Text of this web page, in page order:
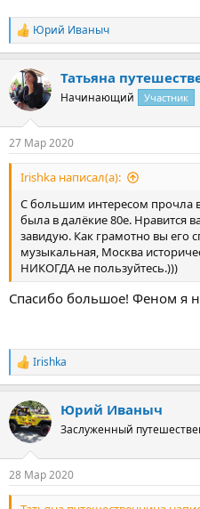
Р
е
к
ц
и
Юрий Иваныч
Татьяна
Начинающий Участник
27 Мар 2020
Irishka написал(а):
С большим интересом прочла
была в далёкие 80е. Нравится
завидую. Как грамотно вы его
музыкальная, Москва
НИКОГДА не пользуйтесь.)))
Спасибо большое! Феном я
Р
е
к
ц
и
Irishka
Юрий Иваныч
Заслуженный
28 Мар 2020